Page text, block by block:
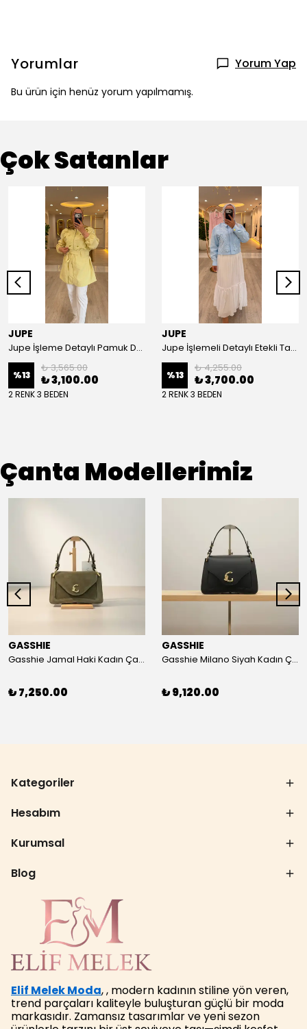
Yorumlar Yorum Yap
Bu ürün için henüz yorum yapılmamış.
Çok Satanlar
JUPE
Jupe İşleme Detaylı Pamuk Dokulu Kuşaklı Kap 9305
%13
₺ 3,565.00
₺ 3,100.00
2 RENK 3 BEDEN
JUPE
Jupe İşlemeli Detaylı Etekli Takım 8663
%13
₺ 4,255.00
₺ 3,700.00
2 RENK 3 BEDEN
Çanta Modellerimiz
GASSHIE
Gasshie Jamal Haki Kadın Çanta 8644
₺ 7,250.00
GASSHIE
Gasshie Milano Siyah Kadın Çanta 8654
₺ 9,120.00
Kategoriler
Hesabım
Kurumsal
Blog
Elif Melek Moda, , modern kadının stiline yön veren,
trend parçaları kaliteyle buluşturan güçlü bir moda
markasıdır. Zamansız tasarımlar ve yeni sezon